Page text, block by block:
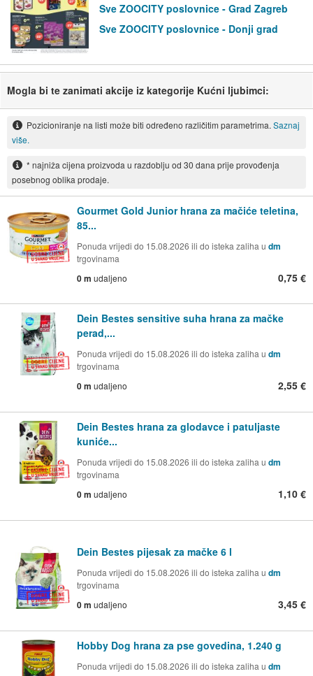
Sve ZOOCITY poslovnice - Grad Zagreb
Sve ZOOCITY poslovnice - Donji grad
Mogla bi te zanimati akcije iz kategorije Kućni ljubimci:
Pozicioniranje na listi može biti određeno različitim parametrima. Saznaj
više.
* najniža cijena proizvoda u razdoblju od 30 dana prije provođenja
posebnog oblika prodaje.
Gourmet Gold Junior hrana za mačiće teletina,
85...
Ponuda vrijedi do 15.08.2026 ili do isteka zaliha u dm
trgovinama
0 m udaljeno 0,75 €
Dein Bestes sensitive suha hrana za mačke
perad,...
Ponuda vrijedi do 15.08.2026 ili do isteka zaliha u dm
trgovinama
0 m udaljeno 2,55 €
Dein Bestes hrana za glodavce i patuljaste
kuniće...
Ponuda vrijedi do 15.08.2026 ili do isteka zaliha u dm
trgovinama
0 m udaljeno 1,10 €
Dein Bestes pijesak za mačke 6 l
Ponuda vrijedi do 15.08.2026 ili do isteka zaliha u dm
trgovinama
0 m udaljeno 3,45 €
Hobby Dog hrana za pse govedina, 1.240 g
Ponuda vrijedi do 15.08.2026 ili do isteka zaliha u dm